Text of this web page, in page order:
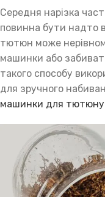
Середня нарізка
повинна бути надто
тютюн може
машинки або
такого способу
для зручного
машинки для тютюну